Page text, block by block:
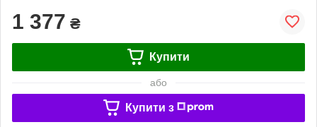
1 377 ₴
Купити
або
Купити з